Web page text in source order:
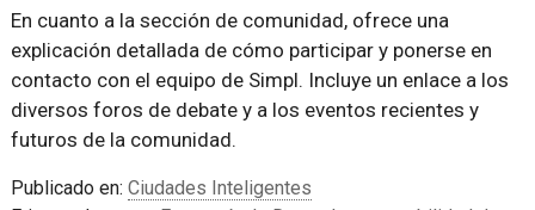
En cuanto a la sección de comunidad, ofrece una
explicación detallada de cómo participar y ponerse en
contacto con el equipo de Simpl. Incluye un enlace a los
diversos foros de debate y a los eventos recientes y
futuros de la comunidad.
Publicado en: Ciudades Inteligentes